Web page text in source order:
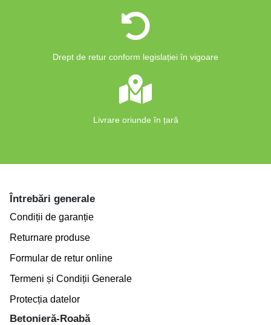
Drept de retur conform legislației în vigoare
Livrare oriunde în țară
Întrebări generale
Condiții de garanție
Returnare produse
Formular de retur online
Termeni și Condiții Generale
Protecția datelor
Betonieră-Roabă